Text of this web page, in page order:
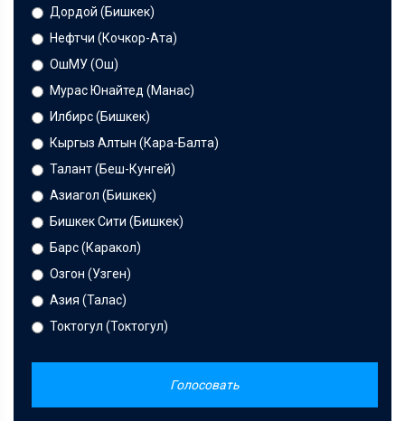
Дордой (Бишкек)
Нефтчи (Кочкор-Ата)
ОшМУ (Ош)
Мурас Юнайтед (Манас)
Илбирс (Бишкек)
Кыргыз Алтын (Кара-Балта)
Талант (Беш-Кунгей)
Азиагол (Бишкек)
Бишкек Сити (Бишкек)
Барс (Каракол)
Озгон (Узген)
Азия (Талас)
Токтогул (Токтогул)
Голосовать